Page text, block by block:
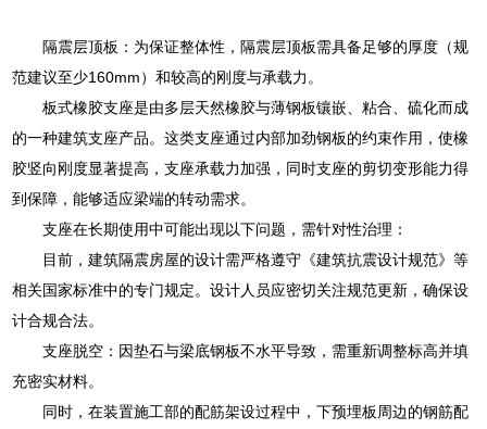
隔震层顶板：为保证整体性，隔震层顶板需具备足够的厚度（规
范建议至少160mm）和较高的刚度与承载力。
板式橡胶支座是由多层天然橡胶与薄钢板镶嵌、粘合、硫化而成
的一种建筑支座产品。这类支座通过内部加劲钢板的约束作用，使橡
胶竖向刚度显著提高，支座承载力加强，同时支座的剪切变形能力得
到保障，能够适应梁端的转动需求。
支座在长期使用中可能出现以下问题，需针对性治理：
目前，建筑隔震房屋的设计需严格遵守《建筑抗震设计规范》等
相关国家标准中的专门规定。设计人员应密切关注规范更新，确保设
计合规合法。
支座脱空：因垫石与梁底钢板不水平导致，需重新调整标高并填
充密实材料。
同时，在装置施工部的配筋架设过程中，下预埋板周边的钢筋配